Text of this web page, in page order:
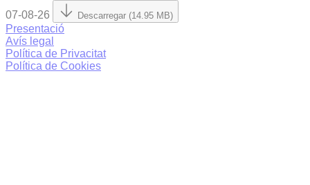
07-08-26 Descarregar (14.95 MB)
Presentació
Avís legal
Política de Privacitat
Política de Cookies